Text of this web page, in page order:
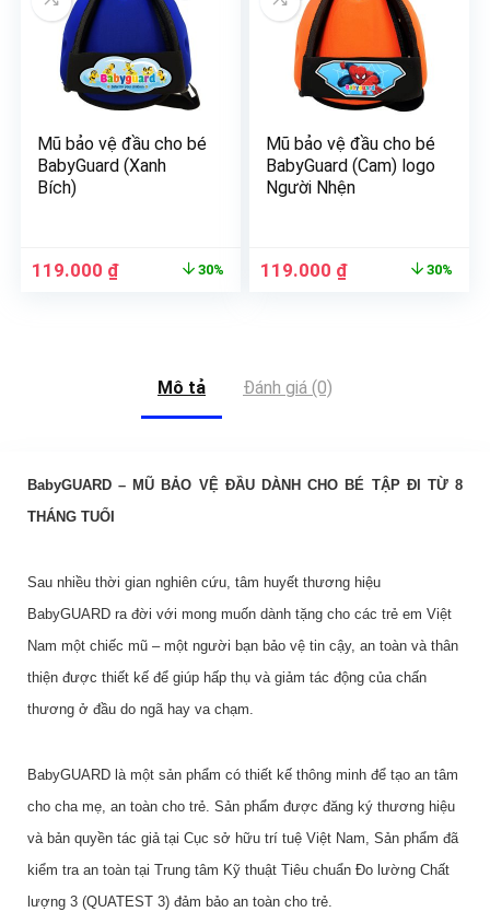
Mũ bảo vệ đầu cho bé
BabyGuard (Xanh
Bích)
119.000 ₫ 30%
Mũ bảo vệ đầu cho bé
BabyGuard (Cam) logo
Người Nhện
119.000 ₫ 30%
Mô tả Đánh giá (0)
BabyGUARD – MŨ BẢO VỆ ĐẦU DÀNH CHO BÉ TẬP ĐI TỪ 8
THÁNG TUỔI
Sau nhiều thời gian nghiên cứu, tâm huyết thương hiệu
BabyGUARD ra đời với mong muốn dành tặng cho các trẻ em Việt
Nam một chiếc mũ – một người bạn bảo vệ tin cậy, an toàn và thân
thiện được thiết kế để giúp hấp thụ và giảm tác động của chấn
thương ở đầu do ngã hay va chạm.
BabyGUARD là một sản phẩm có thiết kế thông minh để tạo an tâm
cho cha mẹ, an toàn cho trẻ. Sản phẩm được đăng ký thương hiệu
và bản quyền tác giả tại Cục sở hữu trí tuệ Việt Nam, Sản phẩm đã
kiểm tra an toàn tại Trung tâm Kỹ thuật Tiêu chuẩn Đo lường Chất
lượng 3 (QUATEST 3) đảm bảo an toàn cho trẻ.